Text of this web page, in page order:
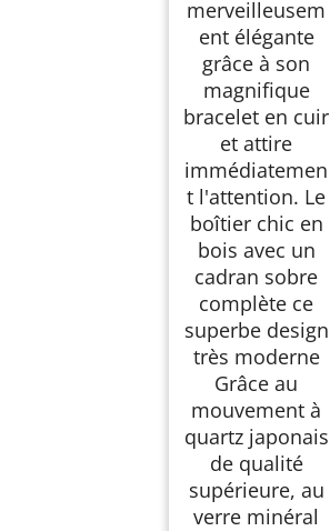
merveilleusem
ent élégante
grâce à son
magnifique
bracelet en cuir
et attire
immédiatemen
t l'attention. Le
boîtier chic en
bois avec un
cadran sobre
complète ce
superbe design
très moderne
Grâce au
mouvement à
quartz japonais
de qualité
supérieure, au
verre minéral